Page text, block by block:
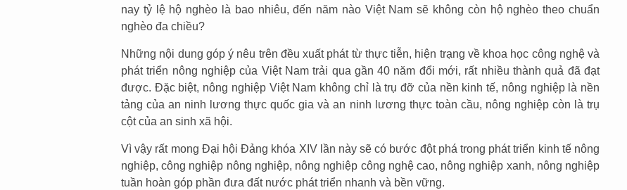
nay tỷ lệ hộ nghèo là bao nhiêu, đến năm nào Việt Nam sẽ không còn hộ nghèo theo chuẩn
nghèo đa chiều?
Những nội dung góp ý nêu trên đều xuất phát từ thực tiễn, hiện trạng về khoa học công nghệ và
phát triển nông nghiệp của Việt Nam trải qua gần 40 năm đổi mới, rất nhiều thành quả đã đạt
được. Đặc biệt, nông nghiệp Việt Nam không chỉ là trụ đỡ của nền kinh tế, nông nghiệp là nền
tảng của an ninh lương thực quốc gia và an ninh lương thực toàn cầu, nông nghiệp còn là trụ
cột của an sinh xã hội.
Vì vậy rất mong Đại hội Đảng khóa XIV lần này sẽ có bước đột phá trong phát triển kinh tế nông
nghiệp, công nghiệp nông nghiệp, nông nghiệp công nghệ cao, nông nghiệp xanh, nông nghiệp
tuần hoàn góp phần đưa đất nước phát triển nhanh và bền vững.